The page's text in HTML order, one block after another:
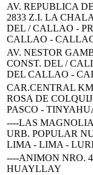
AV. REPUBLICA
2833 Z.I. LA
DEL / CALLAO -
CALLAO -
AV. NESTOR
CONST. DEL /
DEL CALLAO -
CAR.CENTRAL
ROSA DE
PASCO -
----LAS
URB. POPULAR
LIMA - LIMA -
----ANIMON NRO.
HUAYLLAY